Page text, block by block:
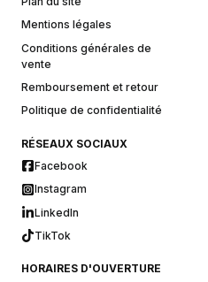
Mentions légales
Conditions générales de
vente
Remboursement et retour
Politique de confidentialité
RÉSEAUX SOCIAUX
Facebook
Instagram
LinkedIn
TikTok
HORAIRES D'OUVERTURE